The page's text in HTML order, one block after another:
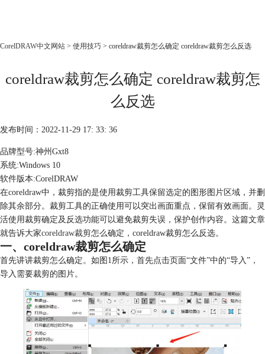
产品
下载
购买
CorelDRAW中文网站 > 使用技巧 > coreldraw裁剪怎么确定 coreldraw裁剪怎么反选
coreldraw裁剪怎么确定 coreldraw裁剪怎
么反选
发布时间：2022-11-29 17: 33: 36
品牌型号:神州Gxt8
系统:Windows 10
软件版本:CorelDRAW
在coreldraw中，裁剪指的是使用裁剪工具保留选定的图形图片区域，并删
除其余部分。裁剪工具的正确使用可以突出画面重点，保留有效画面。灵
活使用裁剪确定及反选功能可以避免裁剪失误，保护创作内容。这篇文章
就告诉大家coreldraw裁剪怎么确定，coreldraw裁剪怎么反选。
一、coreldraw裁剪怎么确定
首先讲讲裁剪怎么确定。如图1所示，首先点击页面“文件”中的“导入”，
导入需要裁剪的图片。